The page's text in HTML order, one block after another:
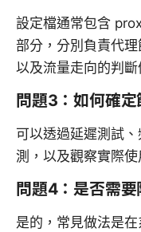
設定檔通常包含
部分，分別負責代
以及流量走向的判斷
問題3：如何確定
可以透過延遲測試
測，以及觀察實際
問題4：是否需要
是的，常見做法是